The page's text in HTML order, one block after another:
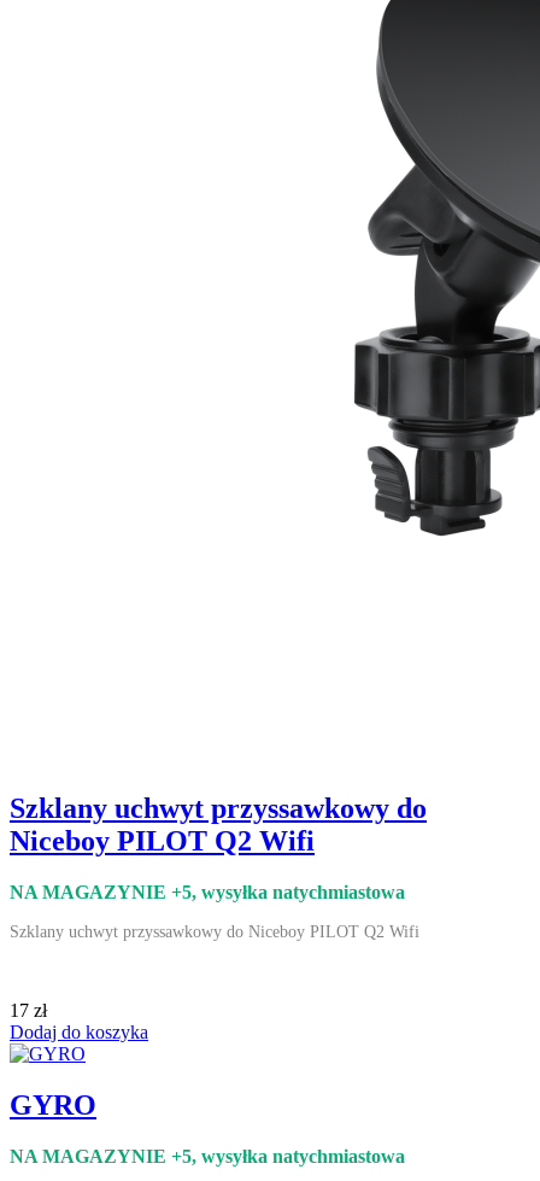
Szklany uchwyt przyssawkowy do
Niceboy PILOT Q2 Wifi
NA MAGAZYNIE +5, wysyłka natychmiastowa
Szklany uchwyt przyssawkowy do Niceboy PILOT Q2 Wifi
17 zł
Dodaj do koszyka
GYRO
NA MAGAZYNIE +5, wysyłka natychmiastowa